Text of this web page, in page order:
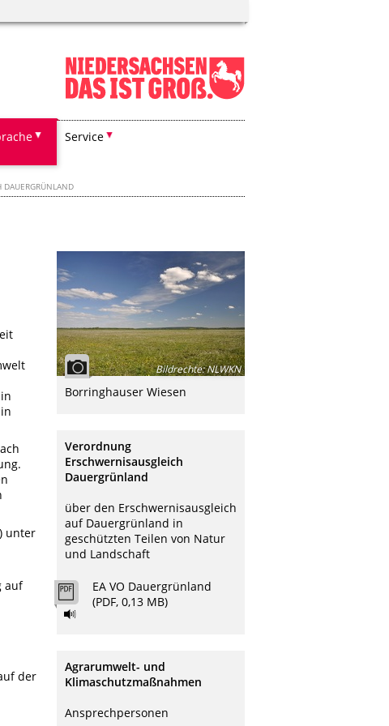
Service
DAUERGRÜNLAND
unter
auf
der
Bildrechte:NLWKN
Borringhauser Wiesen
Verordnung
Erschwernisausgleich
Dauergrünland
über den Erschwernisausgleich
auf Dauergrünland in
geschützten Teilen von Natur
und Landschaft
EA VO Dauergrünland
(PDF, 0,13 MB)
Agrarumwelt- und
Klimaschutzmaßnahmen
Ansprechpersonen